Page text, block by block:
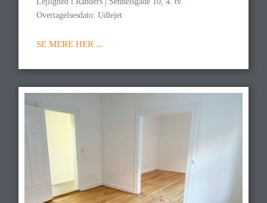
Overtagelsesdato: Udlejet
SE MERE HER ...